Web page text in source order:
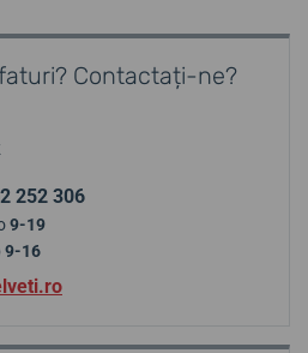
Contactați-ne?
252 306
9-19
9-16